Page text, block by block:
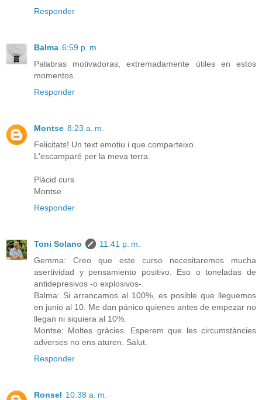
Responder
Balma 6:59 p. m.
Palabras motivadoras, extremadamente útiles en estos
momentos.
Responder
Montse 8:23 a. m.
Felicitats! Un text emotiu i que comparteixo.
L'escamparé per la meva terra.
Plàcid curs
Montse
Responder
Toni Solano
11:41 p. m.
Gemma: Creo que este curso necesitaremos mucha
asertividad y pensamiento positivo. Eso o toneladas de
antidepresivos -o explosivos-.
Balma: Si arrancamos al 100%, es posible que lleguemos
en junio al 10. Me dan pánico quienes antes de empezar no
llegan ni siquiera al 10%.
Montse: Moltes gràcies. Esperem que les circumstàncies
adverses no ens aturen. Salut.
Responder
Ronsel 10:38 a. m.